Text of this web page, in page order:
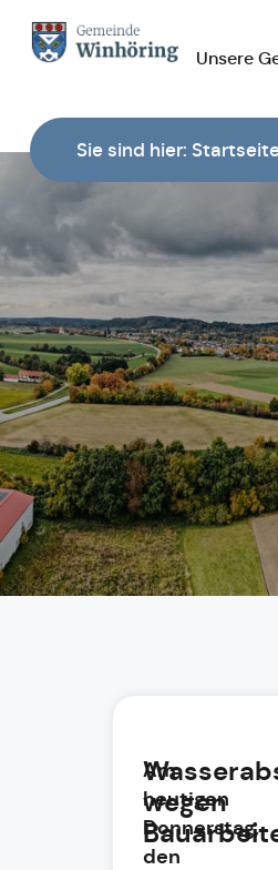
Zur Startseite
Unsere
Sie sind hier:
wegen
Am
heutigen
Donnerstag,
den